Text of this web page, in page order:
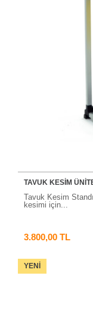
TAVUK KESIM
Tavuk Kesim
kesimi için...
3.800,00 TL
YENI